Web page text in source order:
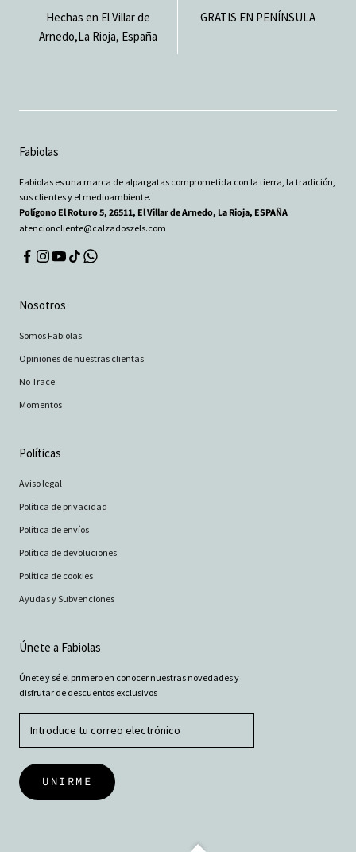
Hechas en El Villar de
Arnedo,La Rioja, España
GRATIS EN PENÍNSULA
Fabiolas
Fabiolas es una marca de alpargatas comprometida con la tierra, la tradición,
sus clientes y el medioambiente.
Polígono El Roturo 5, 26511, El Villar de Arnedo, La Rioja, ESPAÑA
atencioncliente@calzadoszels.com
Nosotros
Somos Fabiolas
Opiniones de nuestras clientas
No Trace
Momentos
Políticas
Aviso legal
Política de privacidad
Política de envíos
Política de devoluciones
Política de cookies
Ayudas y Subvenciones
Únete a Fabiolas
Únete y sé el primero en conocer nuestras novedades y
disfrutar de descuentos exclusivos
UNIRME